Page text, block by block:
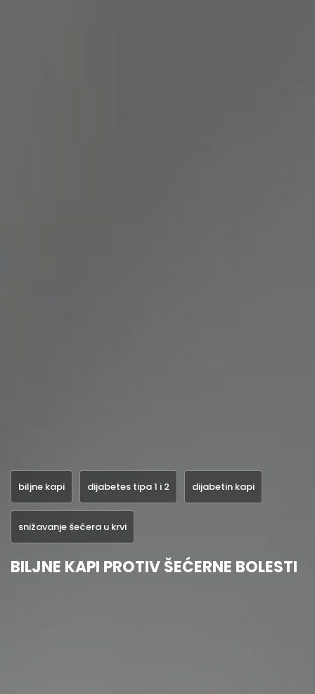
biljne kapi dijabetes tipa 1 i 2 dijabetin kapi
snižavanje šećera u krvi
BILJNE KAPI PROTIV ŠEĆERNE BOLESTI